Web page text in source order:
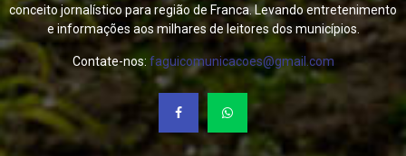
conceito jornalístico para região de Franca. Levando entretenimento
e informações aos milhares de leitores dos municípios.
Contate-nos: faguicomunicacoes@gmail.com